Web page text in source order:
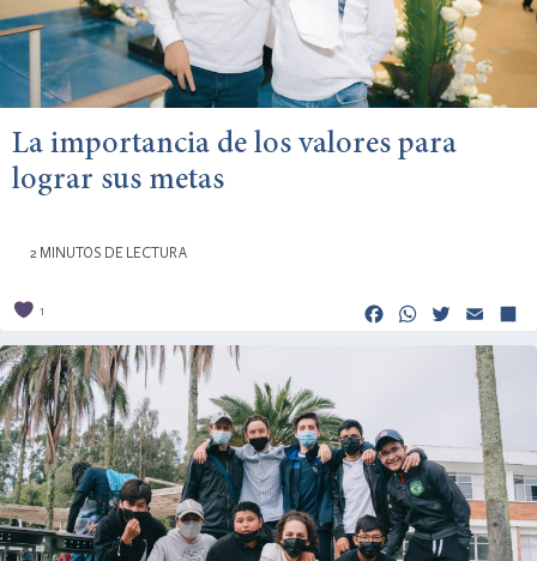
La importancia de los valores para
lograr sus metas
2 MINUTOS DE LECTURA
1 Facebook